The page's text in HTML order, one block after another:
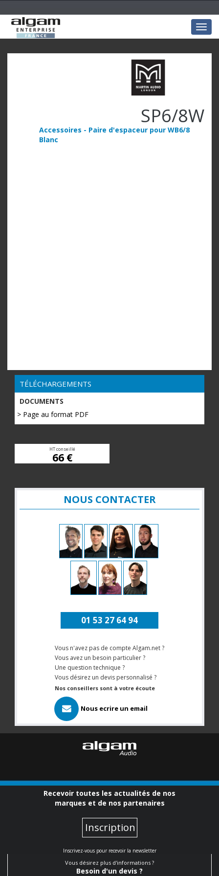
SP6/8W
Accessoires - Paire d'espaceur pour WB6/8
Blanc
TÉLÉCHARGEMENTS
DOCUMENTS
> Page au format PDF
HT conseillé
66 €
NOUS CONTACTER
01 53 27 64 94
Vous n'avez pas de compte Algam.net ?
Vous avez un besoin particulier ?
Une question technique ?
Vous désirez un devis personnalisé ?
Nos conseillers sont à votre écoute
Nous ecrire un email
Recevoir toutes les actualités de nos
marques et de nos partenaires
Inscription
Inscrivez-vous pour recevoir la newsletter
Vous désirez plus d'informations ?
Besoin d'un devis ?